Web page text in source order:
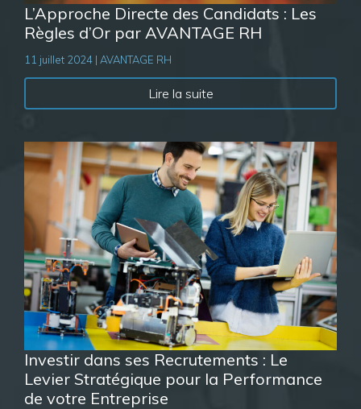
L’Approche Directe des Candidats : Les
Règles d’Or par AVANTAGE RH
11 juillet 2024 | AVANTAGE RH
Lire la suite
Investir dans ses Recrutements : Le
Levier Stratégique pour la Performance
de votre Entreprise